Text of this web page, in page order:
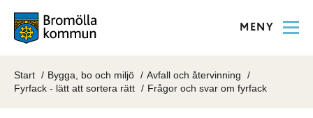
MENY
Start Bygga, bo och miljö
Avfall och återvinning
Fyrfack - lätt att sortera rätt
Frågor och svar om fyrfack